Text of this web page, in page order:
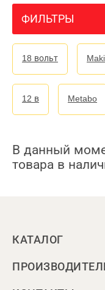
ФИЛЬТРЫ
18 вольт
12 в Metabo
В данный
товара в
КАТАЛОГ